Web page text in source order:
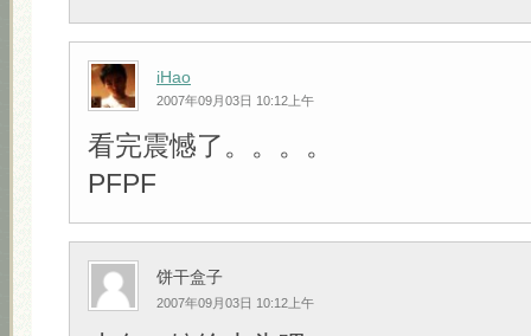
iHao
2007年09月03日 10:12上午
看完震憾了。。。。
PFPF
饼干盒子
2007年09月03日 10:12上午